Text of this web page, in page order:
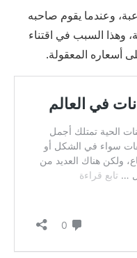
وعندما يقوم صاحبه
وهذا السبب في اقتناء
أسعاره المعقولة.